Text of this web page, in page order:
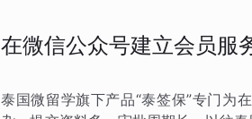
在微信公众号建立会员服
泰国微留学旗下产品“泰签保”专门为